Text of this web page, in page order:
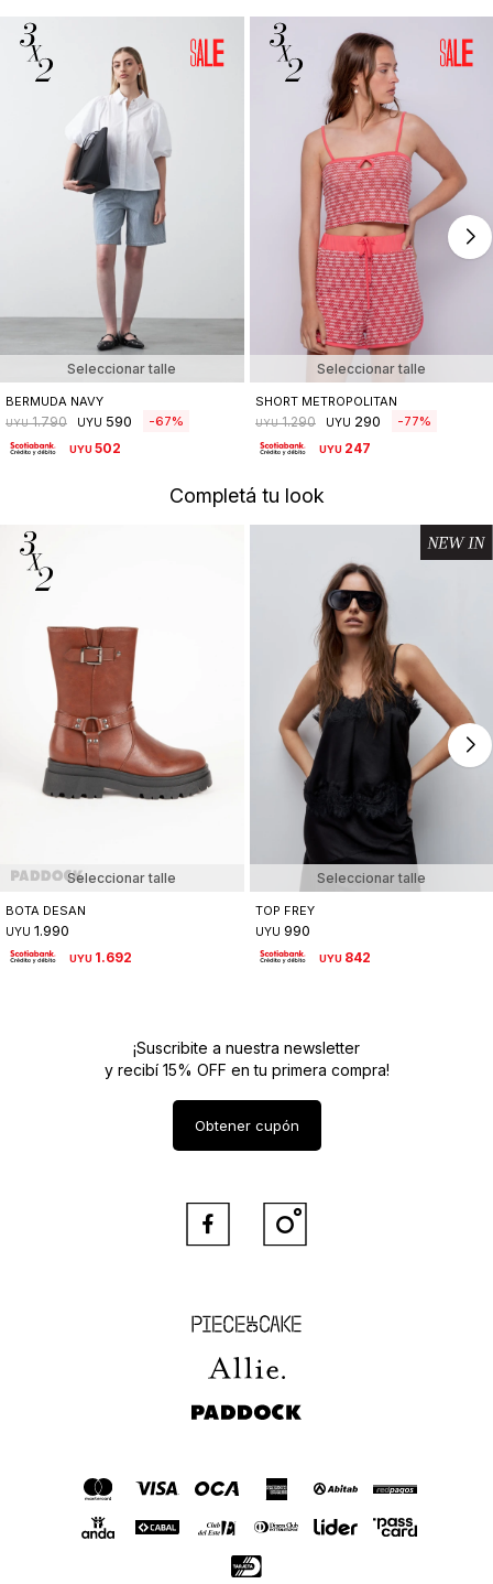
Seleccionar talle
BERMUDA NAVY
UYU 1.790 UYU 590 67
UYU502
Seleccionar talle
SHORT METROPOLITAN
UYU 1.290 UYU 290 77
UYU 247
Completá tu look
Seleccionar talle
BOTA DESAN
UYU 1.990
UYU 1.692
Seleccionar talle
TOP FREY
UYU 990
UYU 842
Piece of Cake
Allie
Paddock
¡Suscribite a nuestra newsletter
y recibí 15% OFF en tu primera compra!
Obtener cupón
 